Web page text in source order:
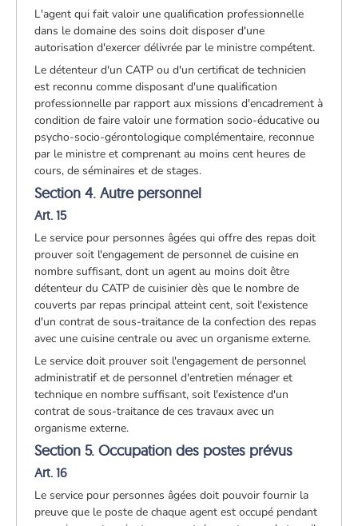
L'agent qui fait valoir une qualification professionnelle
dans le domaine des soins doit disposer d'une
autorisation d'exercer délivrée par le ministre compétent.
Le détenteur d'un CATP ou d'un certificat de technicien
est reconnu comme disposant d'une qualification
professionnelle par rapport aux missions d'encadrement à
condition de faire valoir une formation socio-éducative ou
psycho-socio-gérontologique complémentaire, reconnue
par le ministre et comprenant au moins cent heures de
cours, de séminaires et de stages.
Section 4. Autre personnel
Art. 15
Le service pour personnes âgées qui offre des repas doit
prouver soit l'engagement de personnel de cuisine en
nombre suffisant, dont un agent au moins doit être
détenteur du CATP de cuisinier dès que le nombre de
couverts par repas principal atteint cent, soit l'existence
d'un contrat de sous-traitance de la confection des repas
avec une cuisine centrale ou avec un organisme externe.
Le service doit prouver soit l'engagement de personnel
administratif et de personnel d'entretien ménager et
technique en nombre suffisant, soit l'existence d'un
contrat de sous-traitance de ces travaux avec un
organisme externe.
Section 5. Occupation des postes prévus
Art. 16
Le service pour personnes âgées doit pouvoir fournir la
preuve que le poste de chaque agent est occupé pendant